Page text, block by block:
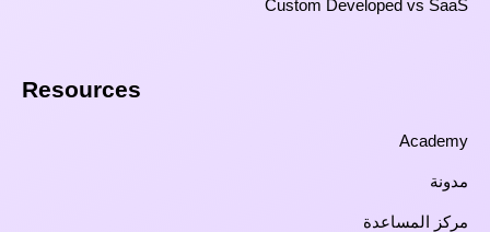
Custom Developed vs SaaS​
Resources​
Academy
مدونة
مركز المساعدة